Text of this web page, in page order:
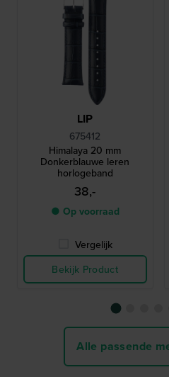
LIP
675412
Himalaya 20 mm
Donkerblauwe leren
horlogeband
38,-
● Op voorraad
Vergelijk
Bekijk Product
Alle passende